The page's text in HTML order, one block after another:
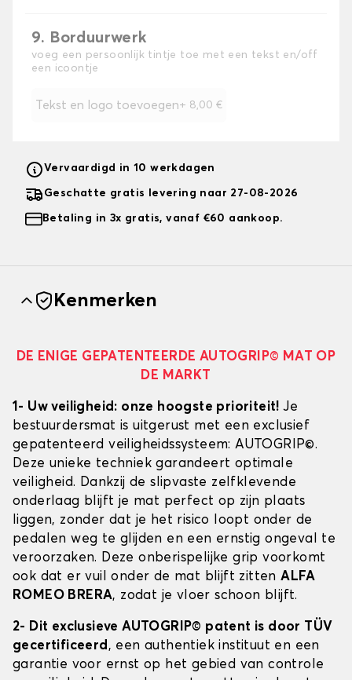
9. Borduurwerk
voeg een persoonlijk tintje toe met een tekst en/off
een icoontje
Tekst en logo toevoegen+ 8,00 €
Vervaardigd in 10 werkdagen
Geschatte gratis levering naar 27-08-2026
Betaling in 3x gratis, vanaf €60 aankoop.
Kenmerken
DE ENIGE GEPATENTEERDE AUTOGRIP© MAT OP
DE MARKT
1- Uw veiligheid: onze hoogste prioriteit!Je
bestuurdersmat is uitgerust met een exclusief
gepatenteerd veiligheidssysteem: AUTOGRIP©.
Deze unieke techniek garandeert optimale
veiligheid. Dankzij de slipvaste zelfklevende
onderlaag blijft je mat perfect op zijn plaats
liggen, zonder dat je het risico loopt onder de
pedalen weg te glijden en een ernstig ongeval te
veroorzaken. Deze onberispelijke grip voorkomt
ook dat er vuil onder de mat blijft zittenALFA
ROMEO BRERA, zodat je vloer schoon blijft.
2- Dit exclusieve AUTOGRIP© patent is door TÜV
gecertificeerd, een authentiek instituut en een
garantie voor ernst op het gebied van controle